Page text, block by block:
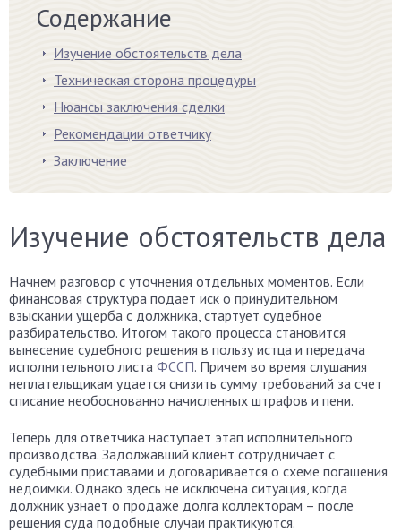
Содержание
Изучение обстоятельств дела
Техническая сторона процедуры
Нюансы заключения сделки
Рекомендации ответчику
Заключение
Изучение обстоятельств дела
Начнем разговор с уточнения отдельных моментов. Если
финансовая структура подает иск о принудительном
взыскании ущерба с должника, стартует судебное
разбирательство. Итогом такого процесса становится
вынесение судебного решения в пользу истца и передача
исполнительного листа ФССП. Причем во время слушания
неплательщикам удается снизить сумму требований за счет
списание необоснованно начисленных штрафов и пени.
Теперь для ответчика наступает этап исполнительного
производства. Задолжавший клиент сотрудничает с
судебными приставами и договаривается о схеме погашения
недоимки. Однако здесь не исключена ситуация, когда
должник узнает о продаже долга коллекторам – после
решения суда подобные случаи практикуются.